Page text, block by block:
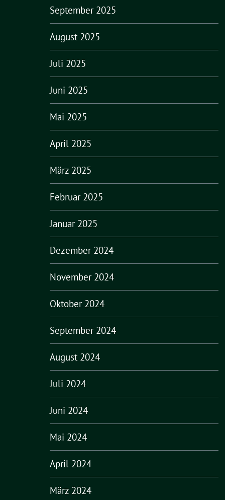
September 2025
August 2025
Juli 2025
Juni 2025
Mai 2025
April 2025
März 2025
Februar 2025
Januar 2025
Dezember 2024
November 2024
Oktober 2024
September 2024
August 2024
Juli 2024
Juni 2024
Mai 2024
April 2024
März 2024